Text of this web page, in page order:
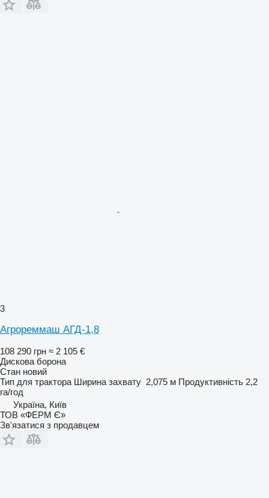
3
Агрореммаш АГД-1,8
108 290 грн ≈ 2 105 €
Дискова борона
Стан новий
Тип для трактора Ширина захвату 2,075 м Продуктивність 2,2
га/год
Україна, Київ
ТОВ «ФЕРМ Є»
Зв'язатися з продавцем